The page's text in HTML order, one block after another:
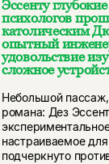
Эссенту
психологов
католическим
опытный
удовольствие
сложное
Небольшой
романа: Дез
настраиваемое
подчеркнуто